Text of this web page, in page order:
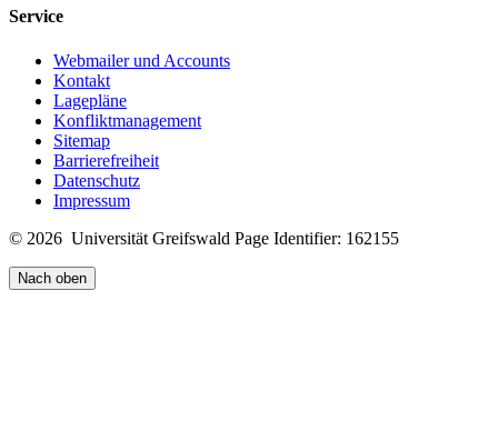
Service
Webmailer und Accounts
Kontakt
Lagepläne
Konfliktmanagement
Sitemap
Barrierefreiheit
Datenschutz
Impressum
© 2026 Universität Greifswald Page Identifier: 162155
Nach oben